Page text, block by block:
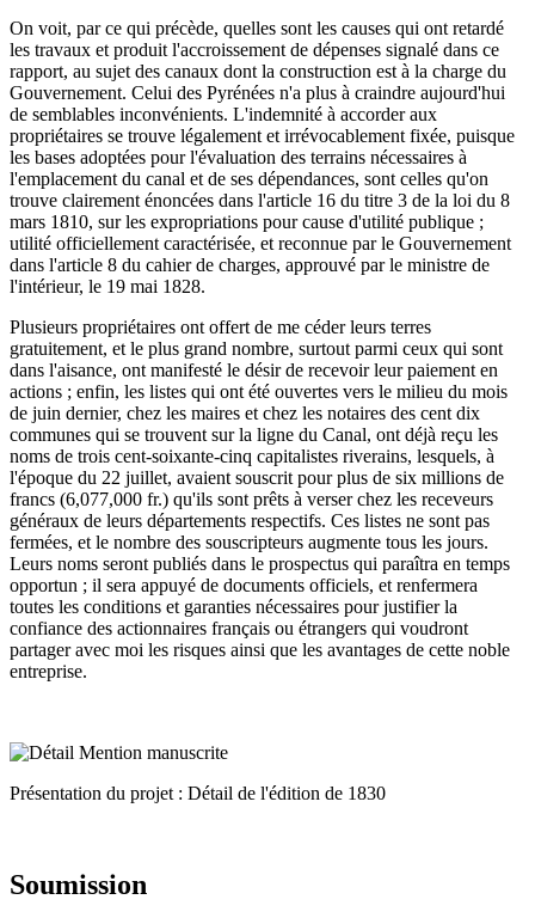
On voit, par ce qui précède, quelles sont les causes qui ont retardé
les travaux et produit l'accroissement de dépenses signalé dans ce
rapport, au sujet des canaux dont la construction est à la charge du
Gouvernement. Celui des Pyrénées n'a plus à craindre aujourd'hui
de semblables inconvénients. L'indemnité à accorder aux
propriétaires se trouve légalement et irrévocablement fixée, puisque
les bases adoptées pour l'évaluation des terrains nécessaires à
l'emplacement du canal et de ses dépendances, sont celles qu'on
trouve clairement énoncées dans l'article 16 du titre 3 de la loi du 8
mars 1810, sur les expropriations pour cause d'utilité publique ;
utilité officiellement caractérisée, et reconnue par le Gouvernement
dans l'article 8 du cahier de charges, approuvé par le ministre de
l'intérieur, le 19 mai 1828.
Plusieurs propriétaires ont offert de me céder leurs terres
gratuitement, et le plus grand nombre, surtout parmi ceux qui sont
dans l'aisance, ont manifesté le désir de recevoir leur paiement en
actions ; enfin, les listes qui ont été ouvertes vers le milieu du mois
de juin dernier, chez les maires et chez les notaires des cent dix
communes qui se trouvent sur la ligne du Canal, ont déjà reçu les
noms de trois cent-soixante-cinq capitalistes riverains, lesquels, à
l'époque du 22 juillet, avaient souscrit pour plus de six millions de
francs (6,077,000 fr.) qu'ils sont prêts à verser chez les receveurs
généraux de leurs départements respectifs. Ces listes ne sont pas
fermées, et le nombre des souscripteurs augmente tous les jours.
Leurs noms seront publiés dans le prospectus qui paraîtra en temps
opportun ; il sera appuyé de documents officiels, et renfermera
toutes les conditions et garanties nécessaires pour justifier la
confiance des actionnaires français ou étrangers qui voudront
partager avec moi les risques ainsi que les avantages de cette noble
entreprise.
Présentation du projet : Détail de l'édition de 1830
Soumission